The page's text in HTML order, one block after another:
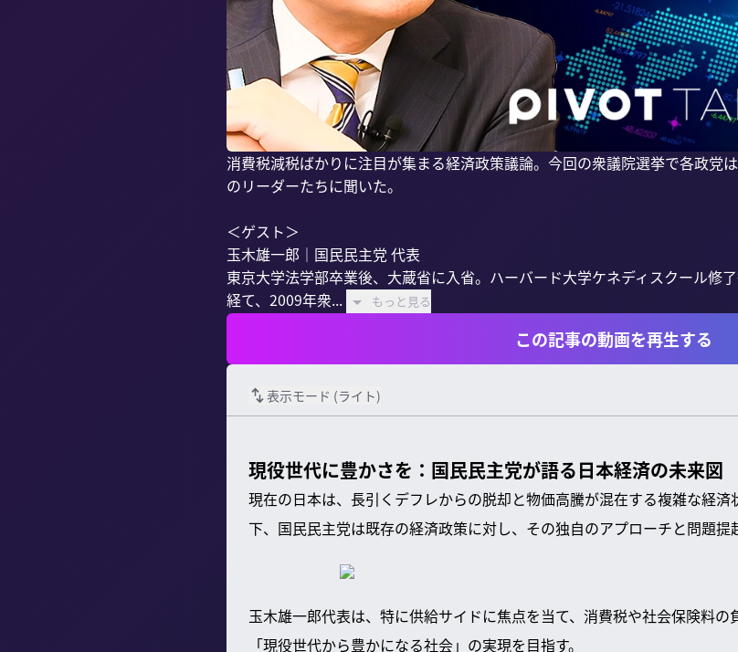
消費税減税ばかりに注目が集まる経済政策議論。今回の衆議院選挙で各政党
のリーダーたちに聞いた。
＜ゲスト＞
玉木雄一郎｜国民民主党 代表
東京大学法学部卒業後、大蔵省に入省。ハーバード大学ケネディスクール修
経て、2009年衆...
もっと見る
この記事の動画を再生する
表示モード (ライト)
現役世代に豊かさを：国民民主党が語る日本経済の未来図
現在の日本は、長引くデフレからの脱却と物価高騰が混在する複雑な経
下、国民民主党は既存の経済政策に対し、その独自のアプローチと問題提
玉木雄一郎代表は、特に供給サイドに焦点を当て、消費税や社会保険料
「現役世代から豊かになる社会」の実現を目指す。